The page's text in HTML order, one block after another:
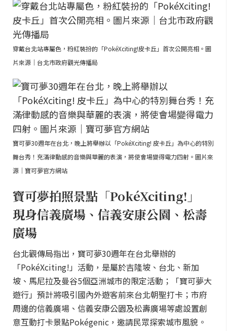
穿戴台北站專屬色，粉紅裝扮的「PokéXciting!皮卡丘」首次公開亮相。圖
片來源｜台北市政府觀光傳播局
寶可夢30週年在台北，晚上將舉辦以「PokéXciting! 皮卡丘」為中心的特別
舞台秀！充滿律動感的音樂與華麗的表演，將使會場變得電力四射。圖片來
源｜寶可夢官方網站
寶可夢拍照景點「PokéXciting!」
現身信義廣場、信義安康公園、松壽
廣場
台北觀傳局指出，寶可夢30週年在台北舉辦的
「PokéXciting!」活動，是屬於吉隆坡、台北、新加
坡、馬尼拉及曼谷5個亞洲城市的限定活動；「寶可夢大
遊行」預計將吸引國內外遊客前來台北朝聖打卡；市府
周邊的信義廣場、信義安康公園及松壽廣場等處設置創
意互動打卡景點Pokégenic，邀請民眾探索城市風貌。